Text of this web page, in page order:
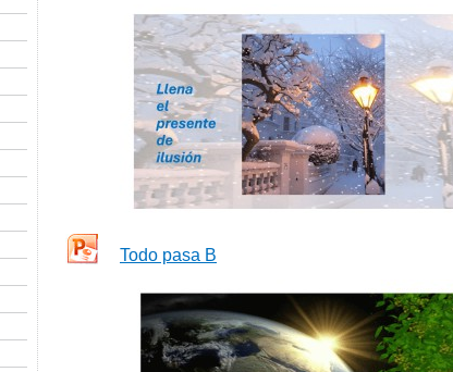
Todo pasa B